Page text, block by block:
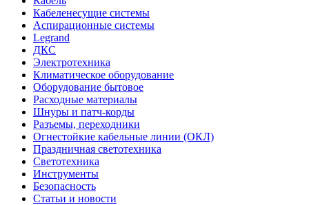
Кабеленесущие системы
Аспирационные системы
Legrand
ДКС
Электротехника
Климатическое оборудование
Оборудование бытовое
Расходные материалы
Шнуры и патч-корды
Разъемы, переходники
Огнестойкие кабельные линии (ОКЛ)
Праздничная светотехника
Светотехника
Инструменты
Безопасность
Статьи и новости